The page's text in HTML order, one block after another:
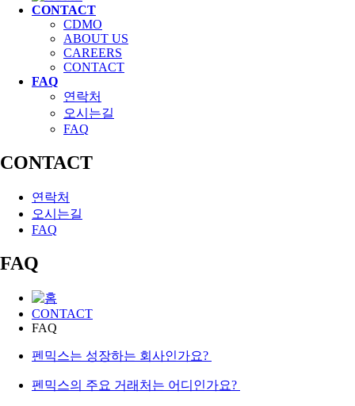
CONTACT
CDMO
ABOUT US
CAREERS
CONTACT
FAQ
연락처
오시는길
FAQ
CONTACT
연락처
오시는길
FAQ
FAQ
CONTACT
FAQ
펜믹스는 성장하는 회사인가요?
펜믹스의 주요 거래처는 어디인가요?